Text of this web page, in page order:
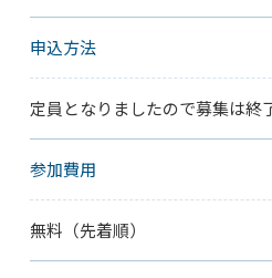
申込方法
定員となりましたので募集は終
参加費用
無料（先着順）